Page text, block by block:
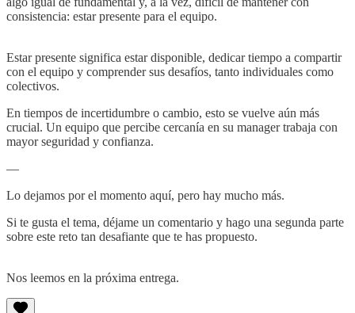
consistencia: estar presente para el equipo.
Estar presente significa estar disponible, dedicar tiempo a compartir
con el equipo y comprender sus desafíos, tanto individuales como
colectivos.
En tiempos de incertidumbre o cambio, esto se vuelve aún más
crucial. Un equipo que percibe cercanía en su manager trabaja con
mayor seguridad y confianza.
—
Lo dejamos por el momento aquí, pero hay mucho más.
Si te gusta el tema, déjame un comentario y hago una segunda parte
sobre este reto tan desafiante que te has propuesto.
Nos leemos en la próxima entrega.